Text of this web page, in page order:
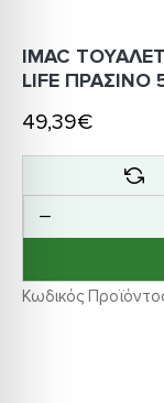
Κωδικός
IMAC
LIFE ΠΡΑΣΙΝΟ
49,39€